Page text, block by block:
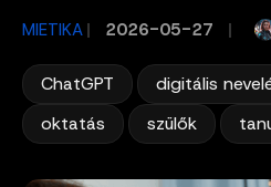
MIETIKA / 2026-05-27
ChatGPT digitális
oktatás
szülők